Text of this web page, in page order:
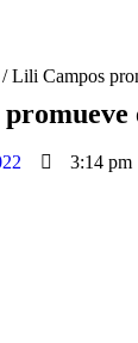
/Lili Campos
3:14 pm